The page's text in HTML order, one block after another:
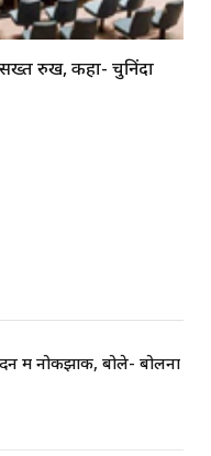
सख्त रुख, कहा- चुनिंदा
में नोकझोंक, बोले- बोलना